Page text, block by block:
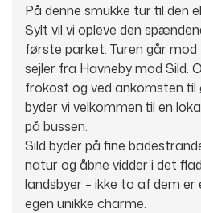
5750
Kontaktformular
På denne smukke tur til den
Sylt vil vi opleve den
første parket. Turen går
sejler fra Havneby mod Sild.
frokost og ved ankomsten til
byder vi velkommen til en
på bussen.
Sild byder på fine
natur og åbne vidder i det
landsbyer – ikke to af dem er
egen unikke charme.